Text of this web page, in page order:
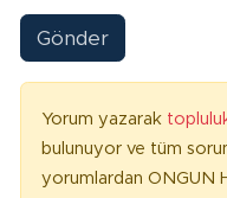
Gönder
Yorum yazarak topluluk
bulunuyor ve tüm
yorumlardan ONGUN